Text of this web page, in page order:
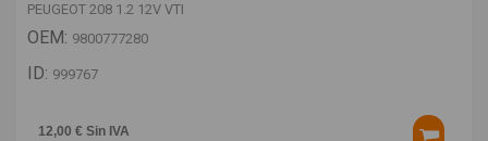
PEUGEOT 208 1.2 12V VTI
OEM: 9800777280
ID: 999767
12,00 € Sin IVA